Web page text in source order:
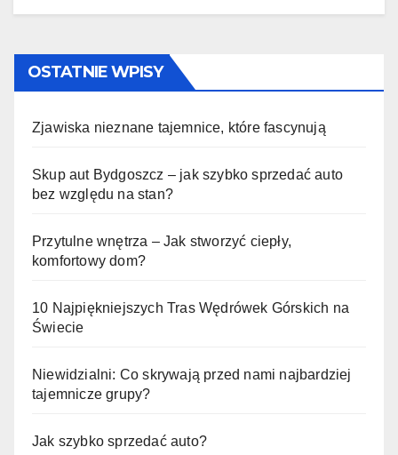
OSTATNIE WPISY
Zjawiska nieznane tajemnice, które fascynują
Skup aut Bydgoszcz – jak szybko sprzedać auto
bez względu na stan?
Przytulne wnętrza – Jak stworzyć ciepły,
komfortowy dom?
10 Najpiękniejszych Tras Wędrówek Górskich na
Świecie
Niewidzialni: Co skrywają przed nami najbardziej
tajemnicze grupy?
Jak szybko sprzedać auto?